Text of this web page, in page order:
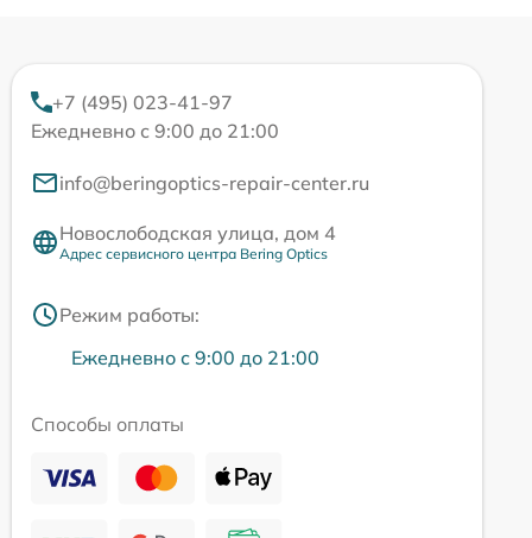
+7 (495) 023-41-97
Ежедневно с 9:00 до 21:00
info@beringoptics-repair-center.ru
Новослободская улица, дом 4
Адрес сервисного центра Bering Optics
Режим работы:
Ежедневно с 9:00 до 21:00
Способы оплаты